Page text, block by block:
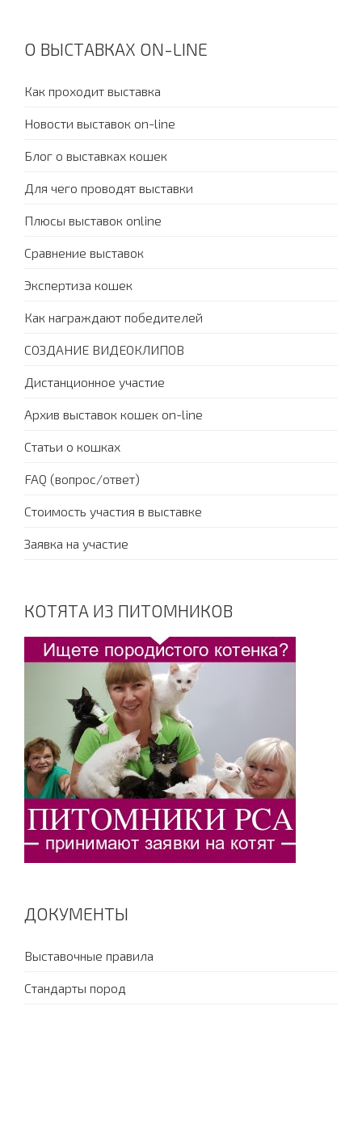
О ВЫСТАВКАХ ON-LINE
Как проходит выставка
Новости выставок on-line
Блог о выставках кошек
Для чего проводят выставки
Плюсы выставок online
Сравнение выставок
Экспертиза кошек
Как награждают победителей
СОЗДАНИЕ ВИДЕОКЛИПОВ
Дистанционное участие
Архив выставок кошек on-line
Статьи о кошках
FAQ (вопрос/ответ)
Стоимость участия в выставке
Заявка на участие
КОТЯТА ИЗ ПИТОМНИКОВ
ДОКУМЕНТЫ
Выставочные правила
Стандарты пород